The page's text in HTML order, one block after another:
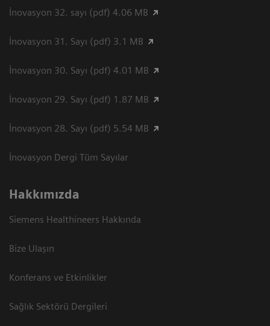
İnovasyon 32. sayı (pdf) 4.06 MB
İnovasyon 31. Sayı (pdf) 3.1 MB
İnovasyon 30. Sayı (pdf) 4.01 MB
İnovasyon 29. Sayı (pdf) 1.87 MB
İnovasyon 28. Sayı (pdf) 5.54 MB
İnovasyon Dergi Tüm Sayılar
Hakkımızda
Siemens Healthineers Hakkında
Bize Ulaşın
Konferans ve Etkinlikler
Sağlık Sektörü Dergileri